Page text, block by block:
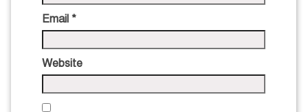
Email *
Website